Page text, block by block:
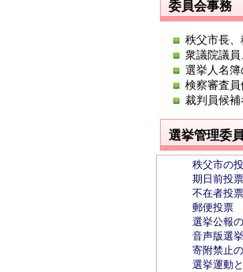
委員会事務
秩父市長
衆議院議
選挙人名簿
検察審査
裁判員候
選挙管理委
秩父市の
期日前投票
不在者投票
郵便投票
選挙公報
音声版選
寄附禁止
選挙運動